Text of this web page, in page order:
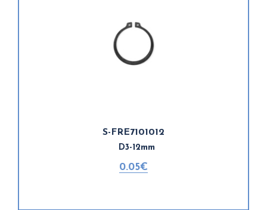
S-FRE7101012
D3-12mm
0.05€